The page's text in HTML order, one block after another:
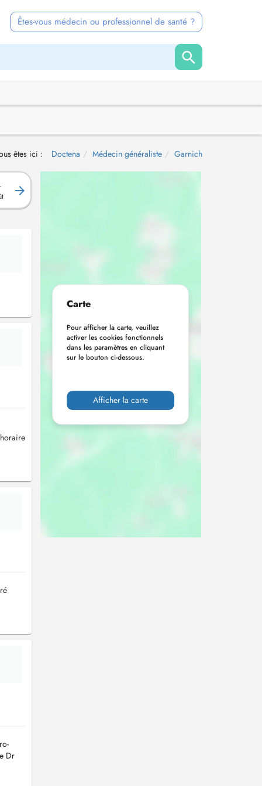
Êtes-vous médecin ou professionnel de santé ?
êtes ici : Doctena Médecin généraliste Garnich
Dr
Carte
Pour afficher la carte, veuillez
activer les cookies fonctionnels
dans les paramètres en cliquant
sur le bouton ci-dessous.
Afficher la carte